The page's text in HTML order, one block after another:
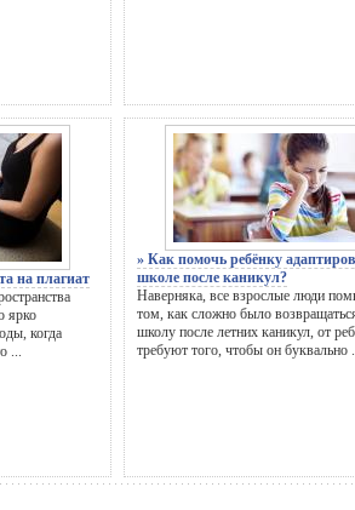
на плагиат
ярко
когда
...
» Как помочь ребёнку
школе после каникул?
Наверняка, все взрослые люди
том, как сложно было
школу после летних каникул, от
требуют того, чтобы он буквально